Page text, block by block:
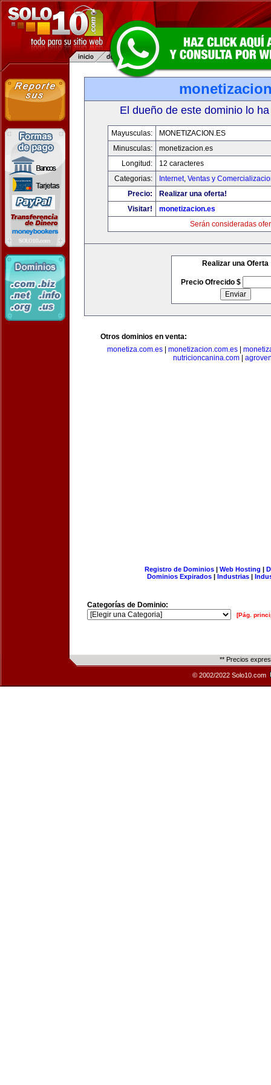
El dueño de este dominio lo
Mayusculas:
MONETIZACION.ES
Minusculas:
monetizacion.es
Longitud:
12 caracteres
Categorias:
Internet, Ventas y
Precio:
Realizar una oferta!
Visitar!
monetizacion.es
Serán consideradas
Realizar una Oferta
Precio Ofrecido $
Otros dominios en venta:
monetiza.com.es| monetizacion.com.es|
nutricioncanina.com
Registro de Dominios| Web Hosting |
Dominios Expirados | Industrias |
Categorías de Dominio:
[Pág.
** Precios
© 2002/2022 Solo10.com